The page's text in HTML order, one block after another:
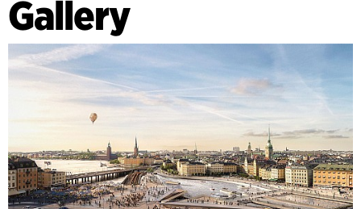
Gallery